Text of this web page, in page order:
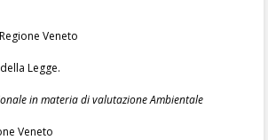
Veneto
Legge.
in materia di valutazione Ambientale
Veneto